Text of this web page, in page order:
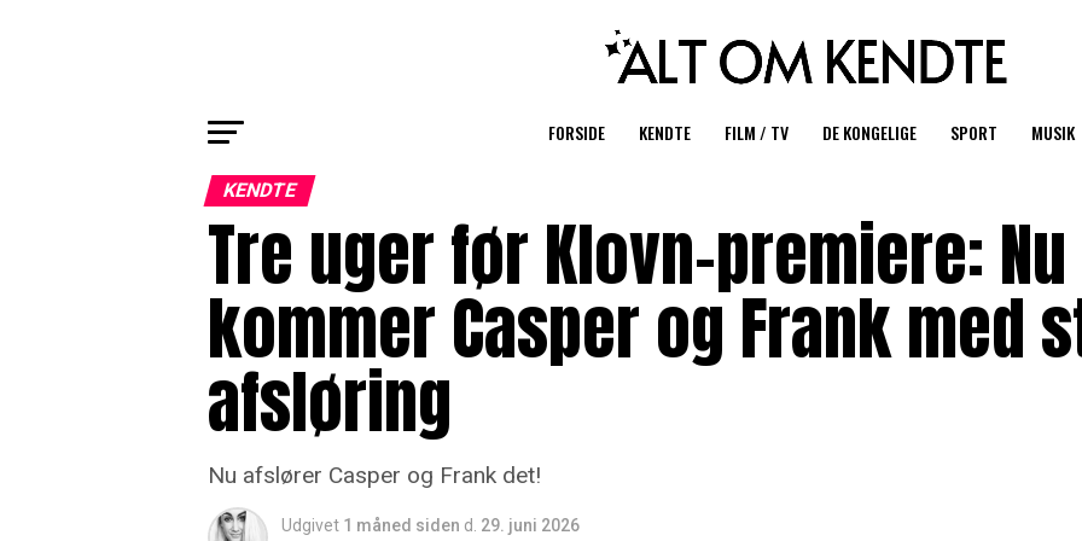
FORSIDE KENDTE FILM / TV DE KONGELIGE SPORT MUSIK
KENDTE
Tre uger før Klovn-premiere: Nu
kommer Casper og Frank med
afsløring
Nu afslører Casper og Frank det!
Udgivet 1 måned siden d. 29. juni 2026